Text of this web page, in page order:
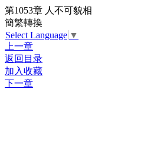
第1053章 人不可貌相
簡繁轉換
Select Language ▼
上一章
返回目录
加入收藏
下一章